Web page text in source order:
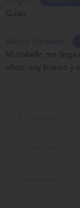
Guau
Mi cabello me
años, soy blanco y